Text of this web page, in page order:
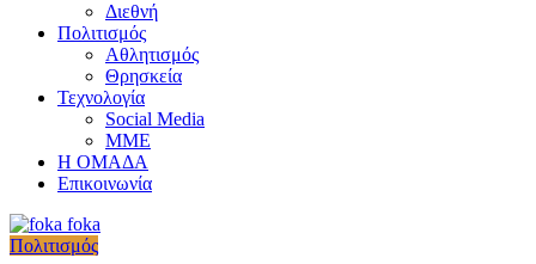
Διεθνή
Πολιτισμός
Αθλητισμός
Θρησκεία
Τεχνολογία
Social Media
ΜΜΕ
Η ΟΜΑΔΑ
Επικοινωνία
Πολιτισμός